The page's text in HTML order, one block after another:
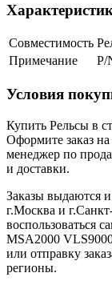
Совместимость
Примечание
P/
Условия
Купить Рельсы в
Оформите заказ
менеджер по
и доставки.
Заказы выдаются и
г.Москва и
воспользоваться
MSA2000
или отправку
регионы.